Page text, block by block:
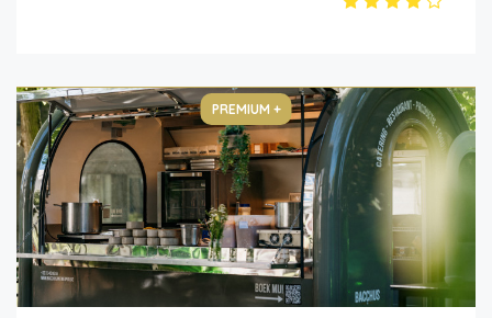
PREMIUM +